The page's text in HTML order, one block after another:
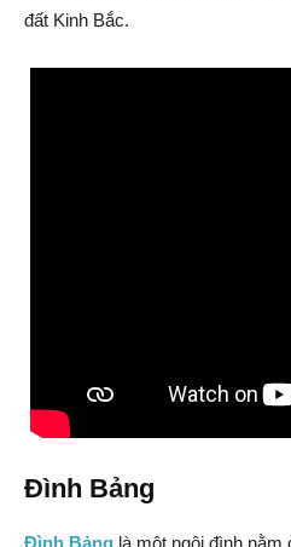
đất Kinh Bắc.
Đình Bảng
Đình Bảng là một ngôi đình